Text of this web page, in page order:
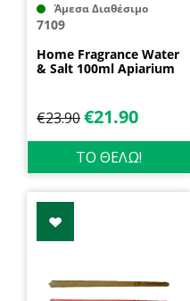
Άμεσα Διαθέσιμο
7109
Home Fragrance Water
& Salt 100ml Apiarium
€23.90€21.90
ΤΟ ΘΕΛΩ!